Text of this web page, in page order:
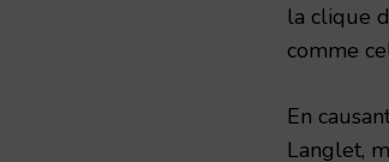
la clique
comme
En
Langlet,